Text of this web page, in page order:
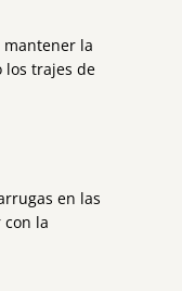
mantener la
los trajes de
en las
la